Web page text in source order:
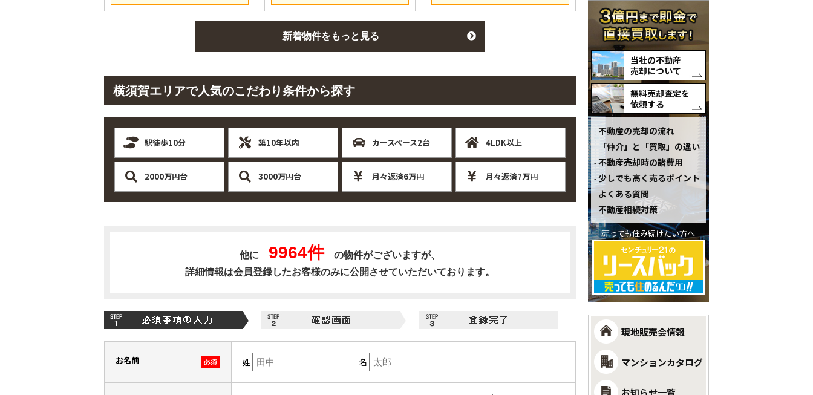
新着物件をもっと見る
横須賀エリアで人気のこだわり条件から探す
駅徒歩10分 築10年以内 カースペース2台 4LDK以上
2000万円台 3000万円台 月々返済6万円 月々返済7万円
他に 9964件の物件がございますが、
詳細情報は会員登録したお客様のみに公開させていただいております。
お名前 必須 姓 名
当社の不動産
売却について
無料売却査定を
依頼する
不動産の売却の流れ
「仲介」と「買取」の違い
不動産売却時の諸費用
少しでも高く売るポイント
よくある質問
不動産相続対策
売っても住み続けたい方へ
現地販売会情報
マンションカタログ
お知らせ一覧